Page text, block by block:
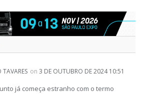
TAVARES on 3 DE OUTUBRO DE 2024 10:51
já começa estranho com o termo